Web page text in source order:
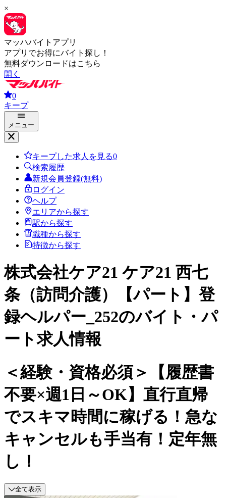
×
マッハバイトアプリ
アプリでお得にバイト探し！
無料ダウンロードはこちら
開く
0
キープ
メニュー
キープした求人を見る0
検索履歴
新規会員登録(無料)
ログイン
ヘルプ
エリアから探す
駅から探す
職種から探す
特徴から探す
株式会社ケア21 ケア21 西七
条（訪問介護）【パート】登
録ヘルパー_252のバイト・パ
ート求人情報
＜経験・資格必須＞【履歴書
不要×週1日～OK】直行直帰
でスキマ時間に稼げる！急な
キャンセルも手当有！定年無
し！
全て表示